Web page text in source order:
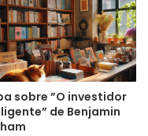
sobre ”O investidor
de Benjamin